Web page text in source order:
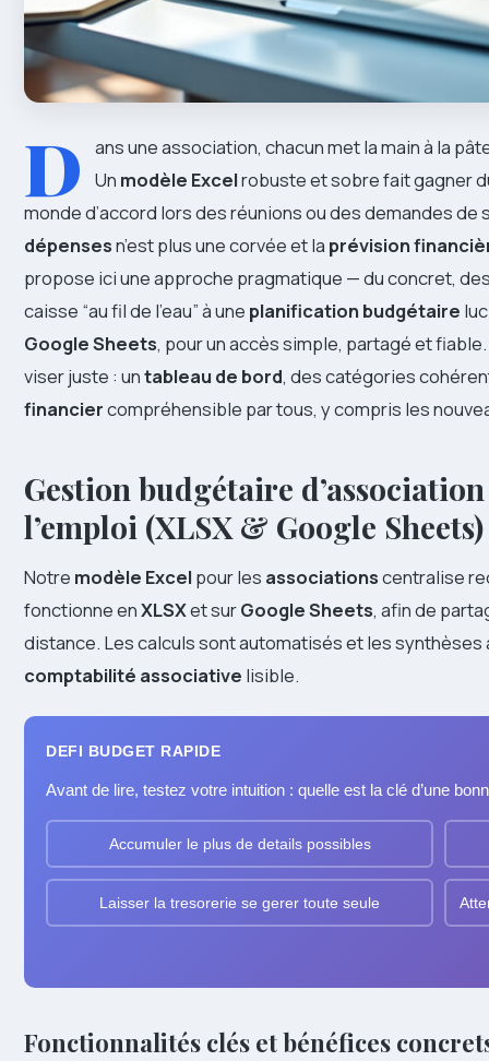
D
ans une association, chacun met la main à la
Un modèle Excelrobuste et sobre fait gagner
monde d’accord lors des réunions ou des demandes de
dépensesn’est plus une corvée et la prévision
propose ici une approche pragmatique — du concret,
caisse “au fil de l’eau” à une planification budgétaire
Google Sheets, pour un accès simple, partagé et fiable.
viser juste : untableau de bord, des catégories
financiercompréhensible par tous, y compris les
Gestion budgétaire
l’emploi (XLSX & Google Sheets)
Notre modèle Excel pour les associationscentralise
fonctionne enXLSXet surGoogle Sheets, afin de
distance. Les calculs sont automatisés et les
comptabilité associative lisible.
DEFI BUDGET RAPIDE
Avant de lire, testez votre intuition : quelle est la clé d’une
Accumuler le plus de details possibles
Laisser la tresorerie se gerer toute seule
Fonctionnalités clés et bénéfices